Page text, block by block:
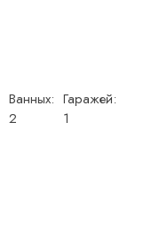
Ванных:
2
Гаражей:
1